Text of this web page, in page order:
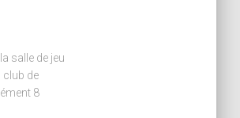
salle de jeu
club de
8